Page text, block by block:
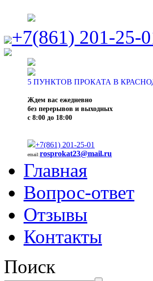
+7(861) 201-25-
5 ПУНКТОВ ПРОКАТА В
Ждем вас ежедневно
без перерывов и выходных
с 8:00 до 18:00
+7(861) 201-25-01
email:rosprokat23@mail.ru
Главная
Вопрос-ответ
Отзывы
Контакты
Поиск